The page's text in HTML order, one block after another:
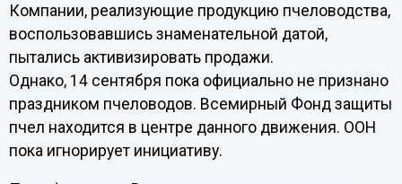
Компании, реализующие продукцию пчеловодства,
воспользовавшись знаменательной датой,
пытались активизировать продажи.
Однако, 14 сентября пока официально не признано
праздником пчеловодов. Всемирный Фонд защиты
пчел находится в центре данного движения. ООН
пока игнорирует инициативу.